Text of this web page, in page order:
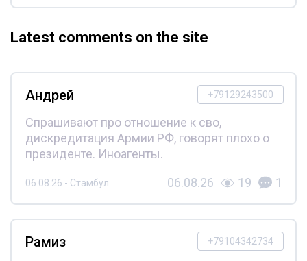
Latest comments on the site
+79129243500
Андрей
Спрашивают про отношение к сво,
дискредитация Армии РФ, говорят плохо о
президенте. Иноагенты.
06.08.26 - Стамбул 06.08.26 19 1
+79104342734
Рамиз